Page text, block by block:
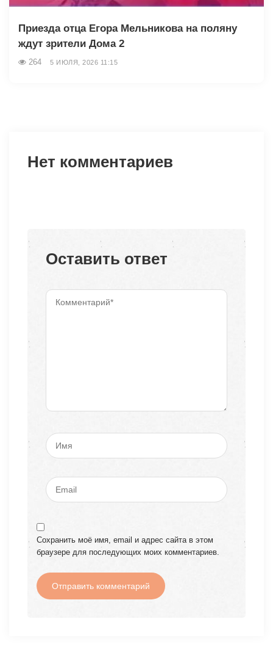
Приезда отца Егора Мельникова на поляну
ждут зрители Дома 2
264 5 ИЮЛЯ, 2026 11:15
Нет комментариев
Оставить ответ
Сохранить моё имя, email и адрес сайта в этом
браузере для последующих моих комментариев.